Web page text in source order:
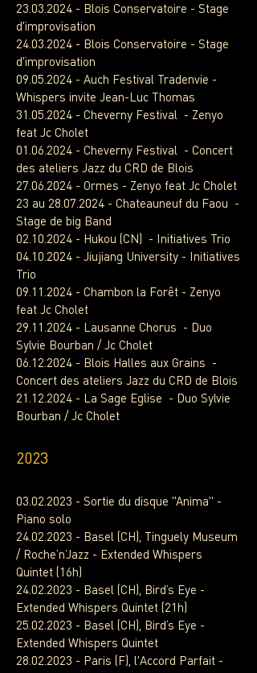
23.03.2024 - Blois Conservatoire - Stage
d'improvisation
24.03.2024 - Blois Conservatoire - Stage
d'improvisation
09.05.2024 - Auch Festival Tradenvie -
Whispers invite Jean-Luc Thomas
31.05.2024 - Cheverny Festival - Zenyo
feat Jc Cholet
01.06.2024 - Cheverny Festival - Concert
des ateliers Jazz du CRD de Blois
27.06.2024 - Ormes - Zenyo feat Jc Cholet
23 au 28.07.2024 - Chateauneuf du Faou -
Stage de big Band
02.10.2024 - Hukou (CN) - Initiatives Trio
04.10.2024 - Jiujiang University - Initiatives
Trio
09.11.2024 - Chambon la Forêt - Zenyo
feat Jc Cholet
29.11.2024 - Lausanne Chorus - Duo
Sylvie Bourban / Jc Cholet
06.12.2024 - Blois Halles aux Grains -
Concert des ateliers Jazz du CRD de Blois
21.12.2024 - La Sage Eglise - Duo Sylvie
Bourban / Jc Cholet ​​​​​​​​
2023
03.02.2023 - Sortie du disque "Anima" -
Piano solo
24.02.2023 - Basel (CH), Tinguely Museum
/ Roche’n’Jazz - Extended Whispers
Quintet (16h)
24.02.2023 - Basel (CH), Bird’s Eye -
Extended Whispers Quintet (21h)
25.02.2023 - Basel (CH), Bird’s Eye -
Extended Whispers Quintet
28.02.2023 - Paris (F), l'Accord Parfait -